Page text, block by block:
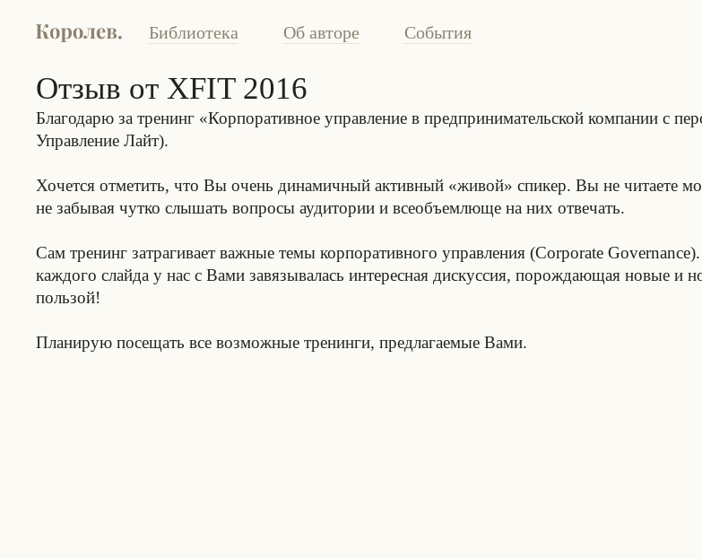
Библиотека Об авторе События
Отзыв от XFIT 2016
Благодарю за тренинг «Корпоративное управление в предпринимательской компании с
Управление Лайт).
Хочется отметить, что Вы очень динамичный активный «живой» спикер. Вы не читаете
не забывая чутко слышать вопросы аудитории и всеобъемлюще на них отвечать.
Сам тренинг затрагивает важные темы корпоративного управления (Corporate
каждого слайда у нас с Вами завязывалась интересная дискуссия, порождающая новые
пользой!
Планирую посещать все возможные тренинги, предлагаемые Вами.